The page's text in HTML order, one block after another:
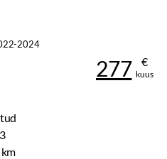
2024
277 €
kuus